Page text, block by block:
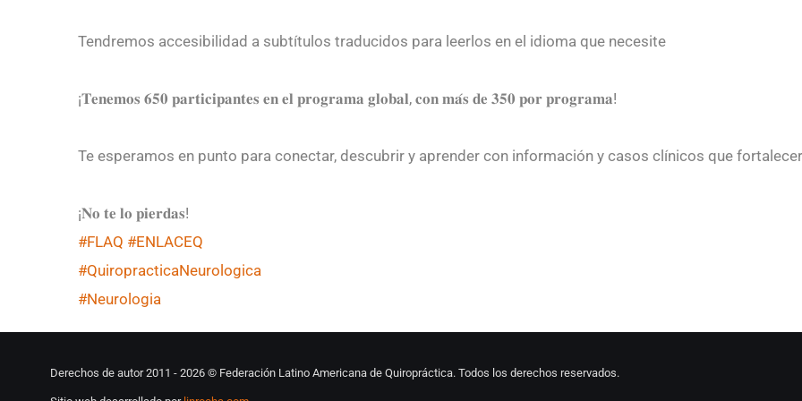
Tendremos accesibilidad a subtítulos traducidos para leerlos en el idioma que necesite
¡𝐓𝐞𝐧𝐞𝐦𝐨𝐬 𝟔𝟓𝟎 𝐩𝐚𝐫𝐭𝐢𝐜𝐢𝐩𝐚𝐧𝐭𝐞𝐬 𝐞𝐧 𝐞𝐥 𝐩𝐫𝐨𝐠𝐫𝐚𝐦𝐚 𝐠𝐥𝐨𝐛𝐚𝐥, 𝐜𝐨𝐧 𝐦𝐚́𝐬 𝐝𝐞 𝟑𝟓𝟎 𝐩𝐨𝐫 𝐩𝐫𝐨𝐠𝐫𝐚𝐦𝐚!
Te esperamos en punto para conectar, descubrir y aprender con información y casos clínicos que
¡𝐍𝐨 𝐭𝐞 𝐥𝐨 𝐩𝐢𝐞𝐫𝐝𝐚𝐬!
#FLAQ #ENLACEQ
#QuiropracticaNeurologica
#Neurologia
Derechos de autor 2011 - 2026 © Federación Latino Americana de Quiropráctica. Todos los derechos reservados.